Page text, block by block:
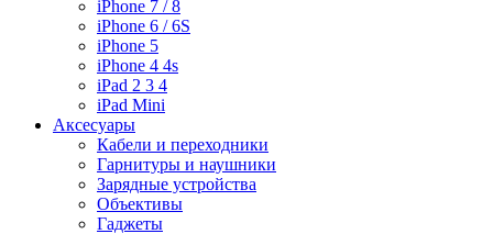
iPhone 7 / 8
iPhone 6 / 6S
iPhone 5
iPhone 4 4s
iPad 2 3 4
iPad Mini
Аксесуары
Кабели и переходники
Гарнитуры и наушники
Зарядные устройства
Объективы
Гаджеты